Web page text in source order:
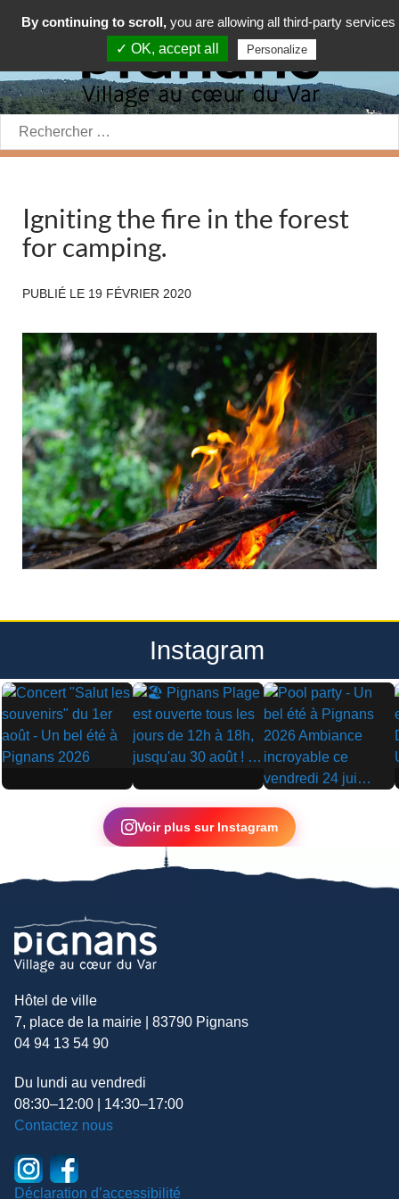
Rechercher:
Igniting the fire in the forest
for camping.
PUBLIÉ LE 19 FÉVRIER 2020
Instagram
▶ ▶
▶
Voir plus sur Instagram
Hôtel de ville
7, place de la mairie | 83790 Pignans
04 94 13 54 90
Du lundi au vendredi
08:30–12:00 | 14:30–17:00
Contactez nous
Déclaration d’accessibilité
By continuing to scroll, you are allowing all third-party services
✓ OK, accept all
Personalize